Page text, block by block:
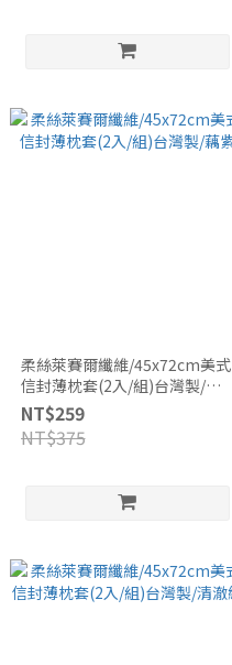
柔絲萊賽爾纖維/45x72cm美式
信封薄枕套(2入/組)台灣製/藕
紫
NT$259
NT$375